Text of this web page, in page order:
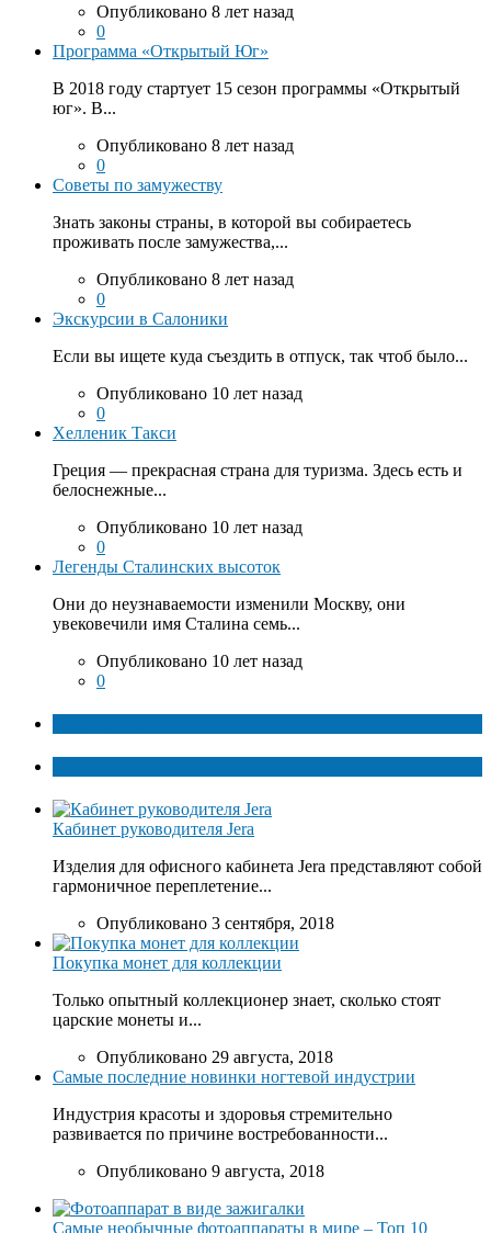
Опубликовано 8 лет назад
0
Программа «Открытый Юг»
В 2018 году стартует 15 сезон программы «Открытый
юг». В...
Опубликовано 8 лет назад
0
Советы по замужеству
Знать законы страны, в которой вы собираетесь
проживать после замужества,...
Опубликовано 8 лет назад
0
Экскурсии в Салоники
Если вы ищете куда съездить в отпуск, так чтоб было...
Опубликовано 10 лет назад
0
Хелленик Такси
Греция — прекрасная страна для туризма. Здесь есть и
белоснежные...
Опубликовано 10 лет назад
0
Легенды Сталинских высоток
Они до неузнаваемости изменили Москву, они
увековечили имя Сталина семь...
Опубликовано 10 лет назад
0
Кабинет руководителя Jera
Изделия для офисного кабинета Jera представляют собой
гармоничное переплетение...
Опубликовано 3 сентября, 2018
Покупка монет для коллекции
Только опытный коллекционер знает, сколько стоят
царские монеты и...
Опубликовано 29 августа, 2018
Самые последние новинки ногтевой индустрии
Индустрия красоты и здоровья стремительно
развивается по причине востребованности...
Опубликовано 9 августа, 2018
Самые необычные фотоаппараты в мире – Топ 10